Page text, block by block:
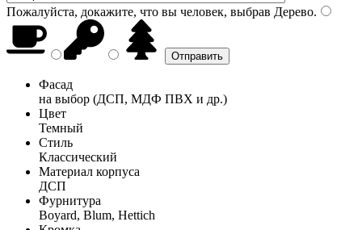
Пожалуйста, докажите, что вы человек, выбрав Дерево.
Фасад
на выбор (ДСП, МДФ ПВХ и др.)
Цвет
Темный
Стиль
Классический
Материал корпуса
ДСП
Фурнитура
Boyard, Blum, Hettich